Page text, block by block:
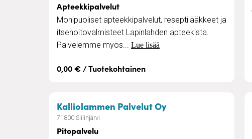
Apteekkipalvelut
Monipuoliset apteekkipalvelut, reseptilääkkeet ja
itsehoitovalmisteet Lapinlahden apteekista.
Palvelemme myös... Lue lisää
0,00 € / Tuotekohtainen
Kalliolammen Palvelut Oy– Pitopalvelu
71800 Siilinjärvi
Pitopalvelu